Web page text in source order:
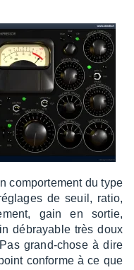
compor­te­ment du type
de seuil, ratio,
gain en sortie,
débrayable très doux
grand-chose à dire
conforme à ce que